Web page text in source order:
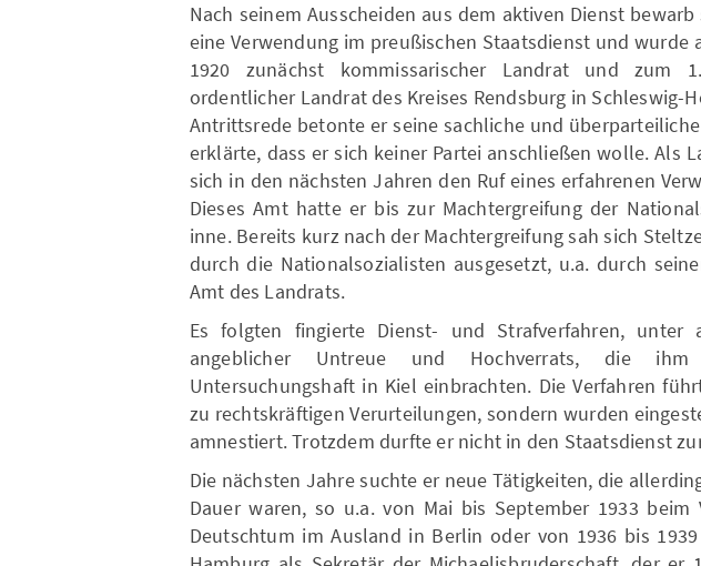
Nach seinem Ausscheiden aus dem aktiven Dienst
eine Verwendung im preußischen Staatsdienst und wurde
1920 zunächst kommissarischer Landrat und zum
ordentlicher Landrat des Kreises Rendsburg in Schleswig-
Antrittsrede betonte er seine sachliche und
erklärte, dass er sich keiner Partei anschließen wolle. Als
sich in den nächsten Jahren den Ruf eines erfahrenen
Dieses Amt hatte er bis zur Machtergreifung der
inne. Bereits kurz nach der Machtergreifung sah sich
durch die Nationalsozialisten ausgesetzt, u.a. durch
Amt des Landrats.
Es folgten fingierte Dienst- und Strafverfahren, unter
angeblicher Untreue und Hochverrats, die
Untersuchungshaft in Kiel einbrachten. Die Verfahren
zu rechtskräftigen Verurteilungen, sondern wurden
amnestiert. Trotzdem durfte er nicht in den Staatsdienst
Die nächsten Jahre suchte er neue Tätigkeiten, die
Dauer waren, so u.a. von Mai bis September 1933 beim
Deutschtum im Ausland in Berlin oder von 1936 bis